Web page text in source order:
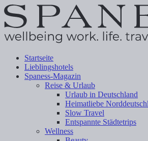
Startseite
Lieblingshotels
Spaness-Magazin
Reise & Urlaub
Urlaub in Deutschland
Heimatliebe
Slow Travel
Entspannte Städtetrips
Wellness